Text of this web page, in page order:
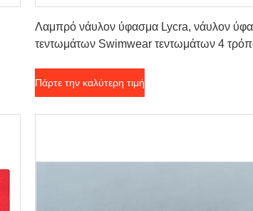
Λαμπρό νάυλον ύφασμα Lycra, νάυλον
τεντωμάτων Swimwear τεντωμάτων 4
Πάρτε την καλύτερη τιμή